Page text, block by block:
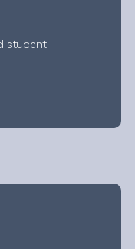
student